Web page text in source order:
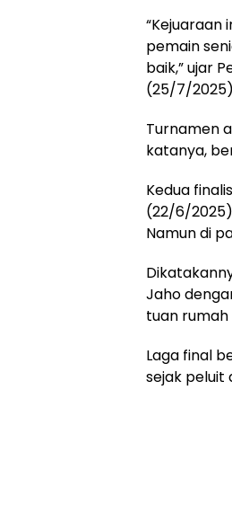
“Kejuaraan
pemain
baik,” ujar
(25/7/
Turnamen
katanya,
Kedua
(22/6/
Namun di
Jaho
tuan
Laga final
sejak peluit